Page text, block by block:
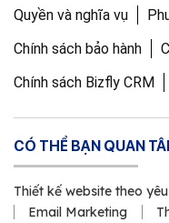
Quyền và nghĩa vụ
Chính sách bảo hành
Chính sách Bizfly CRM
CÓ THỂ BẠN QUAN
Thiết kế website theo
Email Marketing